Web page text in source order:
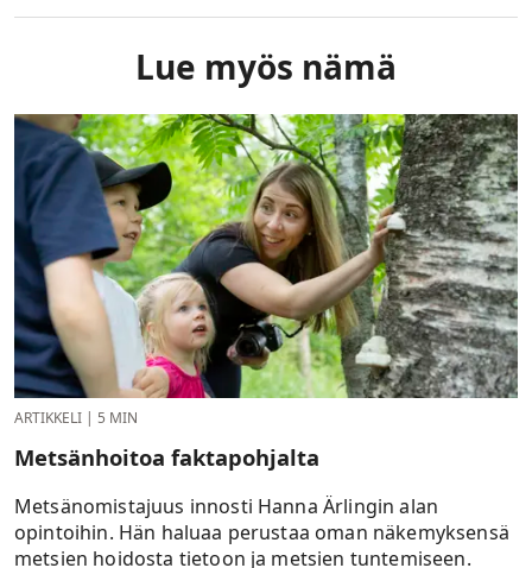
Lue myös nämä
ARTIKKELI | 5 MIN
Metsänhoitoa faktapohjalta
Metsänomistajuus innosti Hanna Ärlingin alan
opintoihin. Hän haluaa perustaa oman näkemyksensä
metsien hoidosta tietoon ja metsien tuntemiseen.